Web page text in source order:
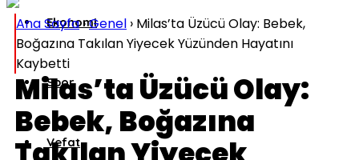
Ekonomi
Spor
Vefat
Ana Sayfa›Genel › Milas’ta Üzücü Olay: Bebek,
Boğazına Takılan Yiyecek Yüzünden Hayatını
Kaybetti
Milas’ta Üzücü Olay:
Bebek, Boğazına